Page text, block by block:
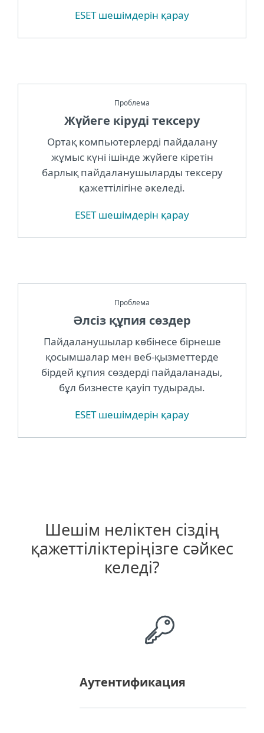
ESET шешімдерін қарау
Проблема
Жүйеге кіруді тексеру
Ортақ компьютерлерді пайдалану
жұмыс күні ішінде жүйеге кіретін
барлық пайдаланушыларды тексеру
қажеттілігіне әкеледі.
ESET шешімдерін қарау
Проблема
Әлсіз құпия сөздер
Пайдаланушылар көбінесе бірнеше
қосымшалар мен веб-қызметтерде
бірдей құпия сөздерді пайдаланады,
бұл бизнесте қауіп тудырады.
ESET шешімдерін қарау
Шешім неліктен сіздің
қажеттіліктеріңізге сәйкес
келеді?
Аутентификация